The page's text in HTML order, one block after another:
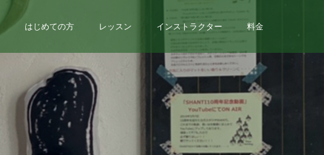
はじめての方 レッスン インストラクター 料金